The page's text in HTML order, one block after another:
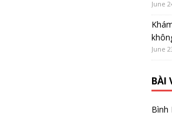
June
June
BÀI
Bình